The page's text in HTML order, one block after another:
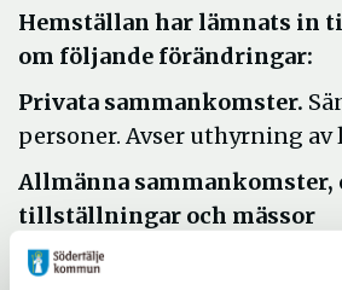
Hemställan har lämnats in
om följande förändringar:
Privata sammankomster.
personer. Avser uthyrning av
Allmänna
tillställningar och mässor
inomhus.
med vaccinationsbevis.